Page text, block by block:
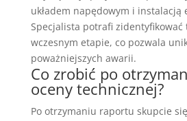
układem napędowym i instalacją
Specjalista potrafi zidentyfikować
wczesnym etapie, co pozwala
poważniejszych awarii.
Co zrobić po
oceny technicznej?
Po otrzymaniu raportu skupcie